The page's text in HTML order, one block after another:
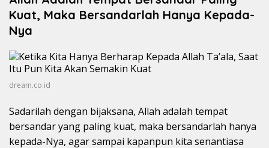
Kuat, Maka Bersandarlah Hanya Kepada-
Nya
dream.co.id
Sadarilah dengan bijaksana, Allah adalah tempat
bersandar yang paling kuat, maka bersandarlah hanya
kepada-Nya, agar sampai kapanpun kita senantiasa